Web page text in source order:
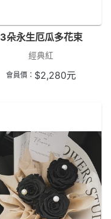
3朵永生厄瓜多花束
經典紅
會員價： $2,280元